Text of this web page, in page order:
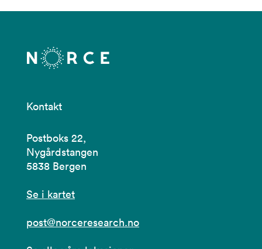
Kontakt
Postboks 22,
Nygårdstangen
5838 Bergen
Se i kartet
post@norceresearch.no